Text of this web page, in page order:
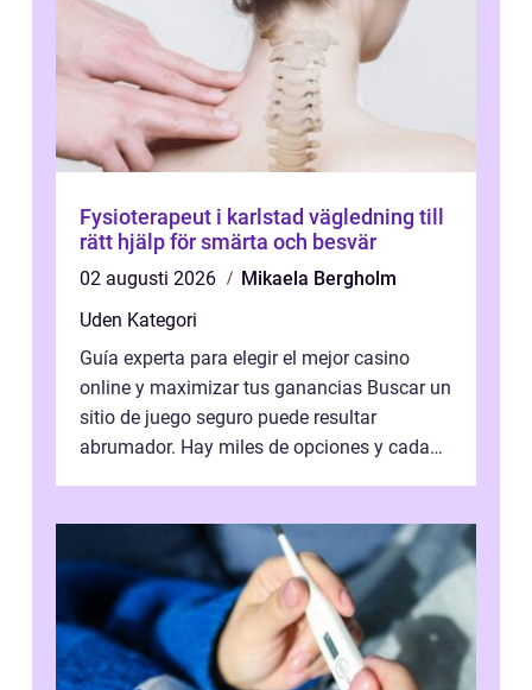
Fysioterapeut i karlstad vägledning till
rätt hjälp för smärta och besvär
02 augusti 2026
Mikaela Bergholm
Uden Kategori
Guía experta para elegir el mejor casino
online y maximizar tus ganancias Buscar un
sitio de juego seguro puede resultar
abrumador. Hay miles de opciones y cada